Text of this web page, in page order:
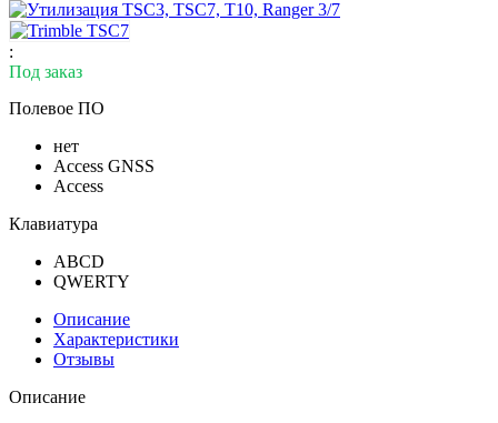
:
Под заказ
Полевое ПО
нет
Access GNSS
Access
Клавиатура
ABCD
QWERTY
Описание
Характеристики
Отзывы
Описание